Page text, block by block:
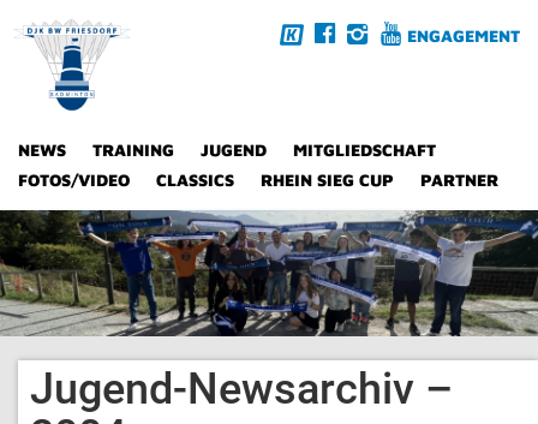
ENGAGEMENT
NEWS TRAINING JUGEND
MITGLIEDSCHAFT
FOTOS/VIDEO
CLASSICS RHEIN SIEG CUP PARTNER
Jugend-Newsarchiv –